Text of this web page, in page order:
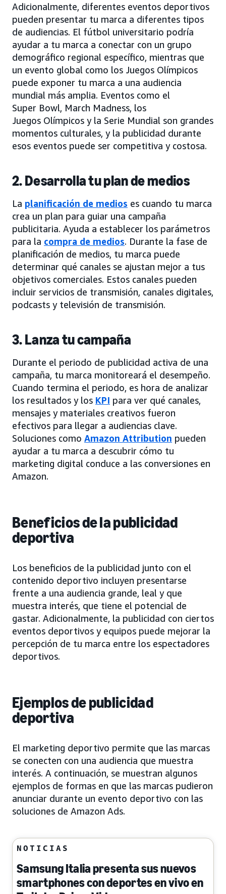
Adicionalmente, diferentes eventos deportivos
pueden presentar tu marca a diferentes tipos
de audiencias. El fútbol universitario podría
ayudar a tu marca a conectar con un grupo
demográfico regional específico, mientras que
un evento global como los Juegos Olímpicos
puede exponer tu marca a una audiencia
mundial más amplia. Eventos como el
Super Bowl, March Madness, los
Juegos Olímpicos y la Serie Mundial son grandes
momentos culturales, y la publicidad durante
esos eventos puede ser competitiva y costosa.
2. Desarrolla tu plan de medios
La planificación de medios es cuando tu marca
crea un plan para guiar una campaña
publicitaria. Ayuda a establecer los parámetros
para la compra de medios. Durante la fase de
planificación de medios, tu marca puede
determinar qué canales se ajustan mejor a tus
objetivos comerciales. Estos canales pueden
incluir servicios de transmisión, canales digitales,
podcasts y televisión de transmisión.
3. Lanza tu campaña
Durante el periodo de publicidad activa de una
campaña, tu marca monitoreará el desempeño.
Cuando termina el periodo, es hora de analizar
los resultados y los KPI para ver qué canales,
mensajes y materiales creativos fueron
efectivos para llegar a audiencias clave.
Soluciones como Amazon Attribution pueden
ayudar a tu marca a descubrir cómo tu
marketing digital conduce a las conversiones en
Amazon.
Beneficios de la publicidad
deportiva
Los beneficios de la publicidad junto con el
contenido deportivo incluyen presentarse
frente a una audiencia grande, leal y que
muestra interés, que tiene el potencial de
gastar. Adicionalmente, la publicidad con ciertos
eventos deportivos y equipos puede mejorar la
percepción de tu marca entre los espectadores
deportivos.
Ejemplos de publicidad
deportiva
El marketing deportivo permite que las marcas
se conecten con una audiencia que muestra
interés. A continuación, se muestran algunos
ejemplos de formas en que las marcas pudieron
anunciar durante un evento deportivo con las
soluciones de Amazon Ads.
NOTICIAS
Samsung Italia presenta sus nuevos
smartphones con deportes en vivo en